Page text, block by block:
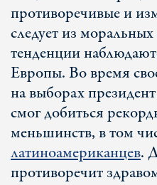
противоречивые и
следует из
тенденции
Европы. Во время
на выборах
смог добиться
меньшинств, в том
латиноамериканцев.
противоречит